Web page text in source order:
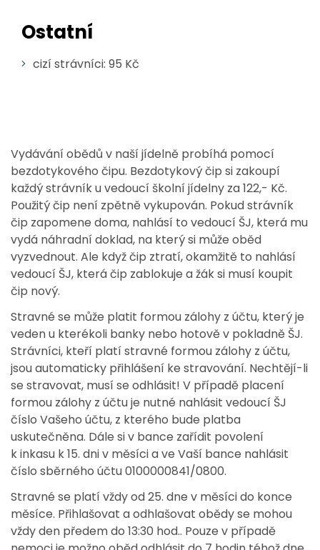
Ostatní
cizí strávníci: 95 Kč
Vydávání obědů v naší jídelně probíhá pomocí
bezdotykového čipu. Bezdotykový čip si zakoupí
každý strávník u vedoucí školní jídelny za 122,- Kč.
Použitý čip není zpětně vykupován. Pokud strávník
čip zapomene doma, nahlásí to vedoucí ŠJ, která mu
vydá náhradní doklad, na který si může oběd
vyzvednout. Ale když čip ztratí, okamžitě to nahlásí
vedoucí ŠJ, která čip zablokuje a žák si musí koupit
čip nový.
Stravné se může platit formou zálohy z účtu, který je
veden u kterékoli banky nebo hotově v pokladně ŠJ.
Strávníci, kteří platí stravné formou zálohy z účtu,
jsou automaticky přihlášení ke stravování. Nechtějí-li
se stravovat, musí se odhlásit! V případě placení
formou zálohy z účtu je nutné nahlásit vedoucí ŠJ
číslo Vašeho účtu, z kterého bude platba
uskutečněna. Dále si v bance zařídit povolení
k inkasu k 15. dni v měsíci a ve Vaší bance nahlásit
číslo sběrného účtu 0100000841/0800.
Stravné se platí vždy od 25. dne v měsíci do konce
měsíce. Přihlašovat a odhlašovat obědy se mohou
vždy den předem do 13:30 hod.. Pouze v případě